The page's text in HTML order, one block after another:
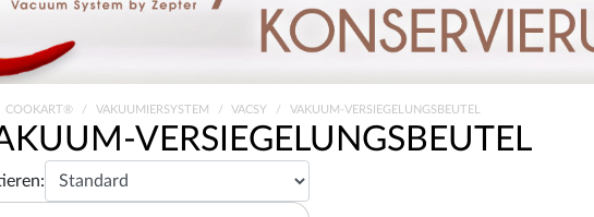
COOKART® VAKUUMIERSYSTEM VACSY VAKUUM-VERSIEGELUNGSBEUTEL
VERSIEGELUNGSBEUTEL